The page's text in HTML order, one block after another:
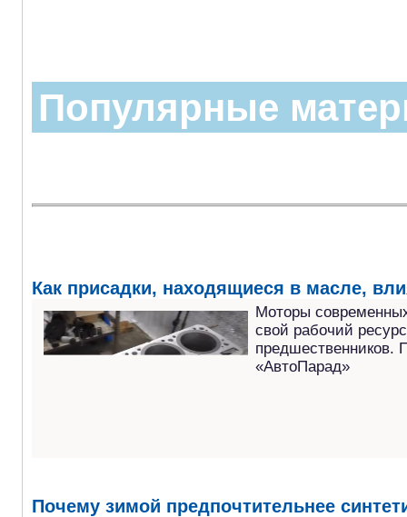
Популярные
Как присадки, находящиеся в масле,
Моторы
свой рабочий
предшественников.
«АвтоПарад»
Почему зимой предпочтительнее